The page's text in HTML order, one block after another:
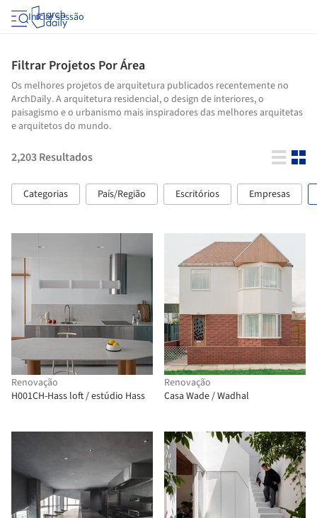
Iniciar sessão
Filtrar Projetos Por Área
Os melhores projetos de arquitetura publicados recentemente no
ArchDaily. A arquitetura residencial, o design de interiores, o
paisagismo e o urbanismo mais inspiradores das melhores arquitetas
e arquitetos do mundo.
2,203Resultados
Categorias País/Região Escritórios Empresas
Renovação
H001CH-Hass loft / estúdio Hass
Renovação
Casa Wade / Wadhal